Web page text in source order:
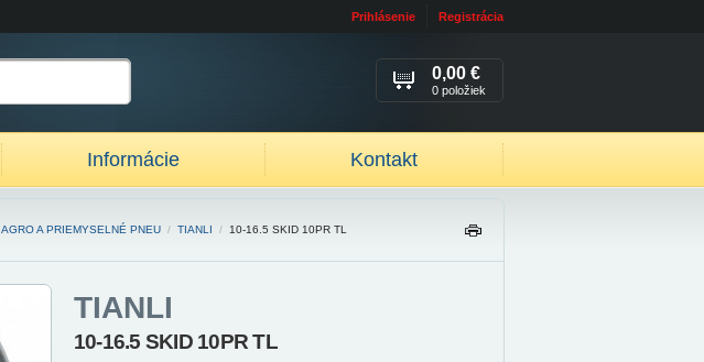
Prihlásenie Registrácia
Informácie Kontakt
0,00 €
0 položiek
AGRO A PRIEMYSELNÉ PNEU / TIANLI /
10-16.5 SKID 10PR TL
IŤ
TIANLI
10-16.5 SKID 10PR TL